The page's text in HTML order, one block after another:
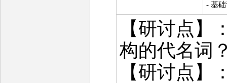
- 基
【研讨点】
构的代名词
【研讨点】